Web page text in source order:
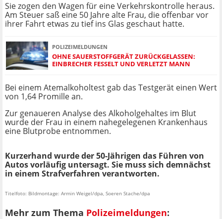
Sie zogen den Wagen für eine Verkehrskontrolle heraus.
Am Steuer saß eine 50 Jahre alte Frau, die offenbar vor
ihrer Fahrt etwas zu tief ins Glas geschaut hatte.
POLIZEIMELDUNGEN
OHNE SAUERSTOFFGERÄT ZURÜCKGELASSEN:
EINBRECHER FESSELT UND VERLETZT MANN
Bei einem Atemalkoholtest gab das Testgerät einen Wert
von 1,64 Promille an.
Zur genaueren Analyse des Alkoholgehaltes im Blut
wurde der Frau in einem nahegelegenen Krankenhaus
eine Blutprobe entnommen.
Kurzerhand wurde der 50-Jährigen das Führen von
Autosvorläufig untersagt. Sie muss sich demnächst
in einem Strafverfahren verantworten.
Titelfoto: Bildmontage: Armin Weigel/dpa, Soeren Stache/dpa
Mehr zum Thema Polizeimeldungen: